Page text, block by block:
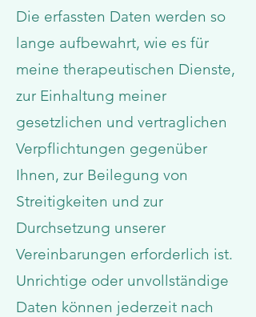
Die erfassten Daten werden so
lange aufbewahrt, wie es für
meine therapeutischen Dienste,
zur Einhaltung meiner
gesetzlichen und vertraglichen
Verpflichtungen gegenüber
Ihnen, zur Beilegung von
Streitigkeiten und zur
Durchsetzung unserer
Vereinbarungen erforderlich ist.
Unrichtige oder unvollständige
Daten können jederzeit nach